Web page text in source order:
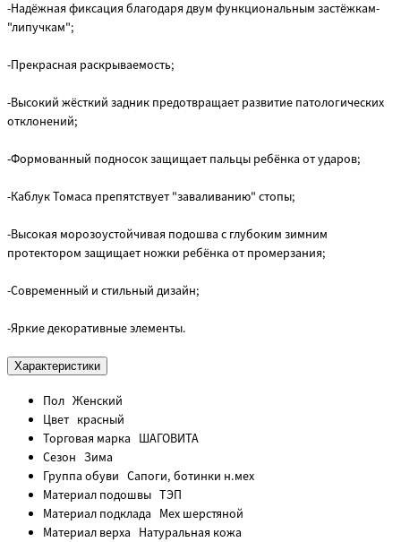
-Надёжная фиксация благодаря двум функциональным застёжкам-
"липучкам";
-Прекрасная раскрываемость;
-Высокий жёсткий задник предотвращает развитие патологических
отклонений;
-Формованный подносок защищает пальцы ребёнка от ударов;
-Каблук Томаса препятствует "заваливанию" стопы;
-Высокая морозоустойчивая подошва с глубоким зимним
протектором защищает ножки ребёнка от промерзания;
-Современный и стильный дизайн;
-Яркие декоративные элементы.
Характеристики
Пол Женский
Цвет красный
Торговая марка ШАГОВИТА
Сезон Зима
Группа обуви Сапоги, ботинки н.мех
Материал подошвы ТЭП
Материал подклада Мех шерстяной
Материал верха Натуральная кожа